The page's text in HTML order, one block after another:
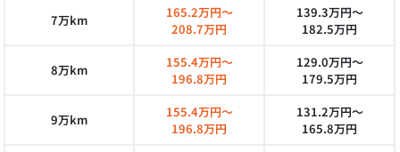
7万km
165.2万円～
208.7万円
139.3万円～
182.5万円
8万km
155.4万円～
196.8万円
129.0万円～
179.5万円
9万km
155.4万円～
196.8万円
131.2万円～
165.8万円